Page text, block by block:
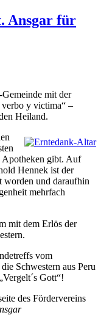
Ansgar für
Gemeinde mit der
y victima“ –
Heiland.
Apotheken gibt. Auf
Hennek ist der
und daraufhin
mehrfach
mit dem Erlös der
vom
Schwestern aus Peru
Gott“!
des Fördervereins